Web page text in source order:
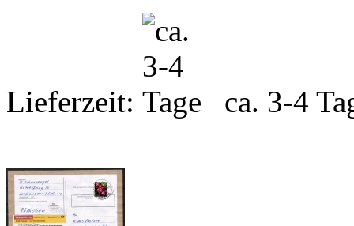
Lieferzeit: ca. 3-4